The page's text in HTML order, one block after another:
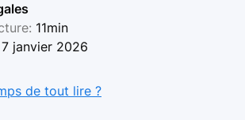
11min
janvier 2026
de tout lire ?